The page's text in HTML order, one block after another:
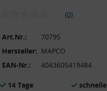
(0)
Art.Nr.:
70795
Hersteller: MAPCO
EAN-Nr.:
4043605419484
14 Tage
schnelle